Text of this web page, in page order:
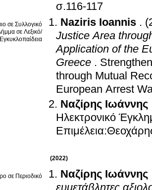
σ.116-117
σε Συλλογικό
σε Λεξικό/
Εγκυκλοπαίδεια
Naziris Ioannis .
Justice Area
Application of the
Greece .
through Mutual
European Arrest
Ναζίρης Ιωάννης
Ηλεκτρονικό
(2022)
σε Περιοδικό Ναζίρης Ιωάννης